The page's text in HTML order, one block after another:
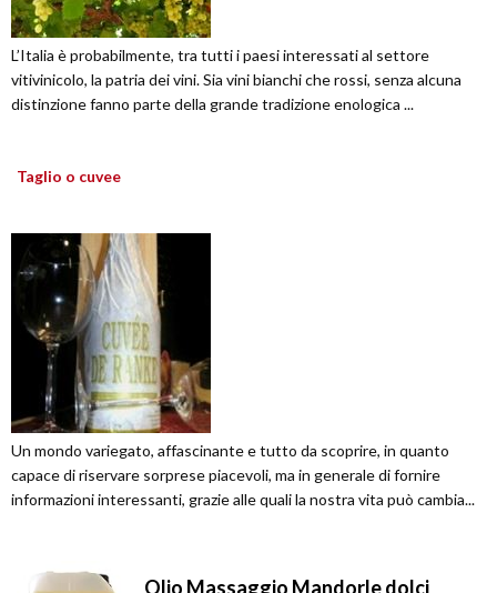
L’Italia è probabilmente, tra tutti i paesi interessati al settore
vitivinicolo, la patria dei vini. Sia vini bianchi che rossi, senza alcuna
distinzione fanno parte della grande tradizione enologica ...
Taglio o cuvee
Un mondo variegato, affascinante e tutto da scoprire, in quanto
capace di riservare sorprese piacevoli, ma in generale di fornire
informazioni interessanti, grazie alle quali la nostra vita può cambia...
Olio Massaggio Mandorle dolci